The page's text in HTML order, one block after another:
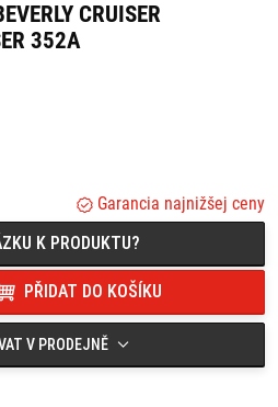
CRUISER
352A
sadu A352A.
11)
Garancia najnižšej ceny
K PRODUKTU?
PŘIDAT DO KOŠÍKU
V PRODEJNĚ